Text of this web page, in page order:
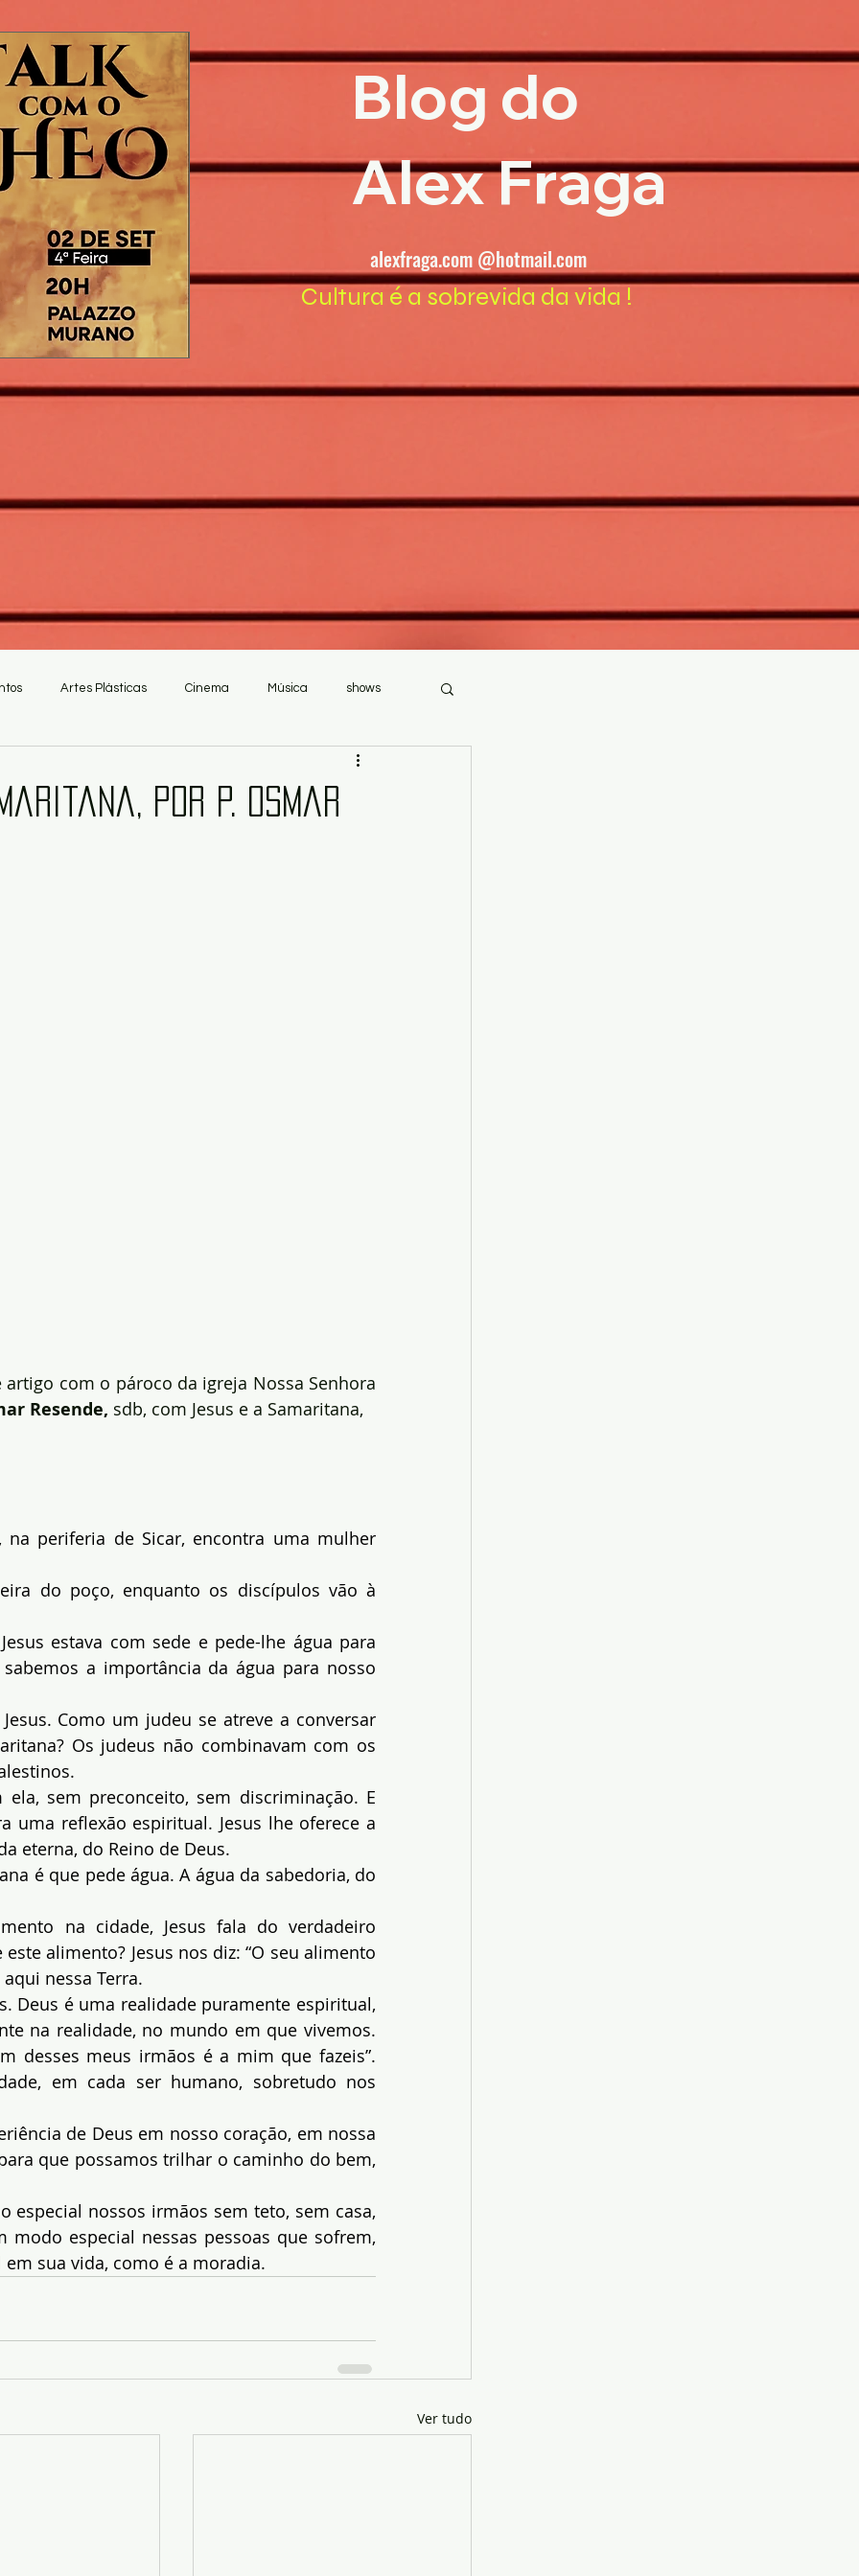
Blog do
Alex Fraga
alexfraga.com @hotmail.com
Cultura é a sobrevida da vida !
Artes Plásticas Cinema Música shows
por P. Osmar
artigo com o pároco da igreja Nossa Senhora
Resende, sdb, com Jesus e a Samaritana,
na periferia de Sicar, encontra uma mulher
do poço, enquanto os discípulos vão à
estava com sede e pede-lhe água para
a importância da água para nosso
Como um judeu se atreve a conversar
Os judeus não combinavam com os
sem preconceito, sem discriminação. E
uma reflexão espiritual. Jesus lhe oferece a
eterna, do Reino de Deus.
é que pede água. A água da sabedoria, do
na cidade, Jesus fala do verdadeiro
alimento? Jesus nos diz: “O seu alimento
nessa Terra.
Deus é uma realidade puramente espiritual,
na realidade, no mundo em que vivemos.
desses meus irmãos é a mim que fazeis”.
em cada ser humano, sobretudo nos
de Deus em nosso coração, em nossa
que possamos trilhar o caminho do bem,
especial nossos irmãos sem teto, sem casa,
modo especial nessas pessoas que sofrem,
sua vida, como é a moradia.
Ver tudo